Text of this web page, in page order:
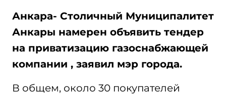
Анкара- Столичный Муниципалитет
Анкары намерен объявить тендер
на приватизацию газоснабжающей
компании , заявил мэр города.
В общем, около 30 покупателей